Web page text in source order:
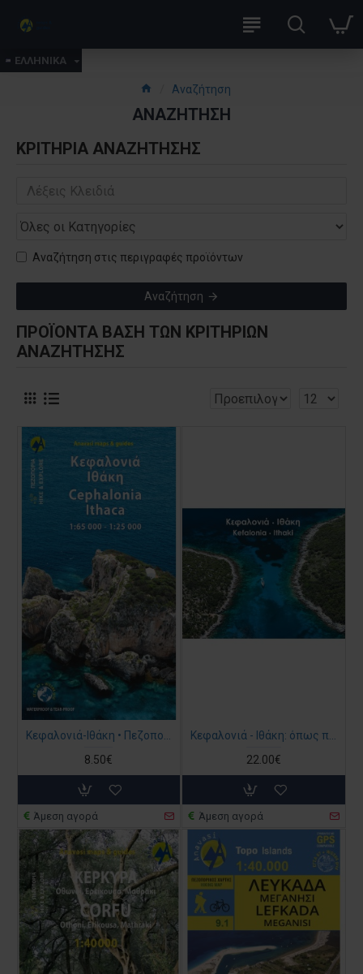
ΕΛΛΗΝΙΚΑ
Αναζήτηση
ΑΝΑΖΉΤΗΣΗ
ΚΡΙΤΉΡΙΑ ΑΝΑΖΉΤΗΣΗΣ
Αναζήτηση στις περιγραφές προϊόντων
Αναζήτηση
ΠΡΟΪΌΝΤΑ ΒΆΣΗ ΤΩΝ ΚΡΙΤΗΡΙΩΝ
ΑΝΑΖΉΤΗΣΗΣ
Κεφαλoνιά-Ιθάκη • Πεζοπορικός χάρτης 1:65 000 - 1:25 000
8.50€
Άμεση αγορά
Κεφαλονιά - Ιθάκη: όπως πετάει ο γλάρος
22.00€
Άμεση αγορά